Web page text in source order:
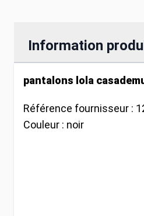
Information
pantalons lola
Référence fournisseur :
Couleur : noir